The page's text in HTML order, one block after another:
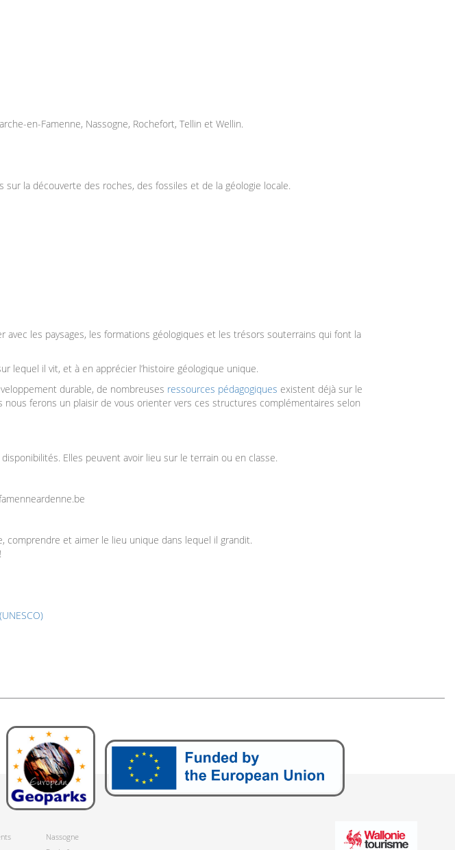
en-Famenne, Nassogne, Rochefort, Tellin et Wellin.
la découverte des roches, des fossiles et de la géologie locale.
les paysages, les formations géologiques et les trésors souterrains qui font la
lequel il vit, et à en apprécier l’histoire géologique unique.
durable, de nombreuses ressources pédagogiques existent déjà sur le
ferons un plaisir de vous orienter vers ces structures complémentaires selon
Elles peuvent avoir lieu sur le terrain ou en classe.
comprendre et aimer le lieu unique dans lequel il grandit.
Nassogne